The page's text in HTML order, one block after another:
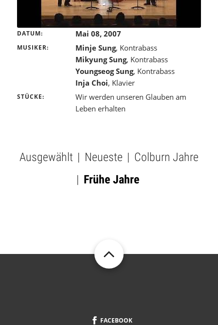
DATUM Mai 08, 2007
MUSIKER Minje Sung, Kontrabass
Mikyung Sung, Kontrabass
Youngseog Sung, Kontrabass
Inja Choi, Klavier
STÜCKE
Wir werden unseren Glauben am
Leben erhalten
SUBMENU
Ausgewählt Neueste
Colburn Jahre
Frühe Jahre
FACEBOOK